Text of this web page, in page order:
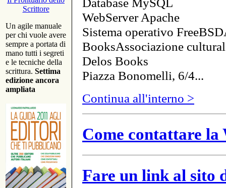
Scrittore
Un agile manuale
per chi vuole avere
sempre a portata di
mano tutti i segreti
e le tecniche della
scrittura. Settima
edizione ancora
ampliata
WebServer Apache
Sistema operativo
BooksAssociazione
Delos Books
Piazza Bonomelli, 6/4...
Continua all'interno >
Come contattare
Fare un link al sito